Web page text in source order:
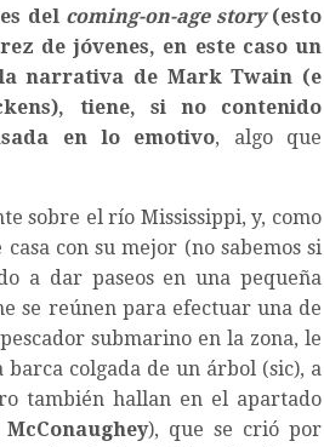
del coming-on-age story(esto
de jóvenes, en este caso un
narrativa de Mark Twain (e
tiene, si no contenido
en lo emotivo, algo que
sobre el río Mississippi, y, como
con su mejor (no sabemos si
a dar paseos en una pequeña
se reúnen para efectuar una de
submarino en la zona, le
colgada de un árbol (sic), a
también hallan en el apartado
), que se crió por